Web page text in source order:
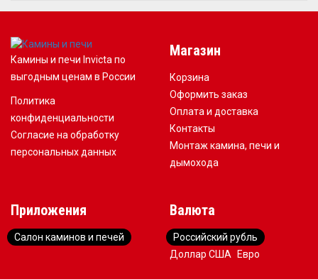
Камины и печи Invicta по
выгодным ценам в России
Политика
конфиденциальности
Согласие на обработку
персональных данных
Магазин
Корзина
Оформить заказ
Оплата и доставка
Контакты
Монтаж камина, печи и
дымохода
Приложения
Салон каминов и печей
Валюта
Российский рубль
Доллар США
Евро